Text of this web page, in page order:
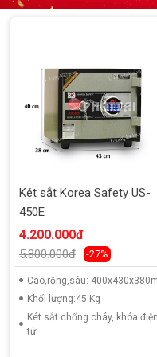
Két sắt Korea Safety US-
450E
4.200.000đ
5.800.000đ -27%
Cao,rộng,sâu:
Khối lượng:45 Kg
Két sắt chống cháy, khóa điện
tử